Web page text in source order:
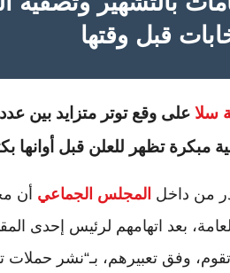
قبل وقتها
سلا على وقع توتر متزايد بين
مبكرة تظهر للعلن قبل أوانها
من داخل المجلس الجماعي أن
العامة، بعد اتهامهم لرئيس إحدى
وفق تعبيرهم، بـ“نشر حملات